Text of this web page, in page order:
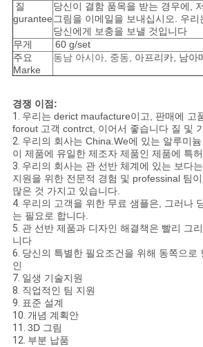
질
gurantee
당신이 결함 품목을 받는 경우에,
그림을 이메일을 보내십시오. 우리
당신에게 보충을 보낼 것입니다
무게
60 g/set
주요
Marke
동남 아시아, 중동, 아프리카, 남아
경쟁 이점:
1. 우리는 derict maufacture이고, 판매에 고
forout 고객 contrct, 이어서 좋습니다 질 및
2. 우리의 회사는 China.We에 있는 알루미
이 제품에 유일한 제조자 제품인 제품에 특
3. 우리의 회사는 관 선반 체계에 있는 보다
지원을 위한 전문적 경험 및 professinal 팀
많은 것 가지고 있습니다.
4. 우리의 고객을 위한 무료 샘플은, 그러나
는 필요로 합니다.
5. 관 선반 제품과 디자인 해결책은 빨리 그
니다
6. 당신의 특별한 필요조건을 위해 동쪽으로
인
7. 일생 기술지원
8. 직업적인 팀 지원
9. 표준 설계
10. 개념 계획안
11. 3D 그림
12. 부분 납품